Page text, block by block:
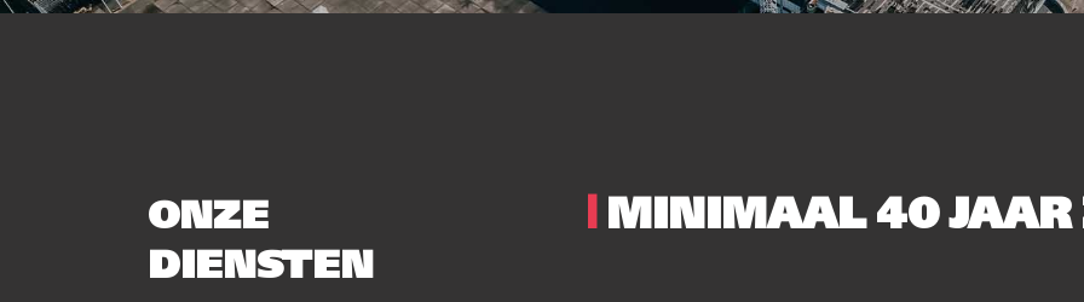
ONZE
DIENSTEN
| MINIMAAL 40 JAAR